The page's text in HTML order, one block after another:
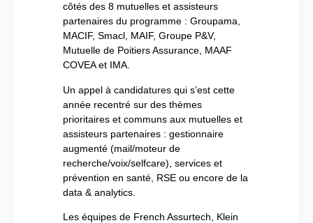
côtés des 8 mutuelles et assisteurs
partenaires du programme : Groupama,
MACIF, Smacl, MAIF, Groupe P&V,
Mutuelle de Poitiers Assurance, MAAF
COVEA et IMA.
Un appel à candidatures qui s’est cette
année recentré sur des thèmes
prioritaires et communs aux mutuelles et
assisteurs partenaires : gestionnaire
augmenté (mail/moteur de
recherche/voix/selfcare), services et
prévention en santé, RSE ou encore de la
data & analytics.
Les équipes de French Assurtech, Klein